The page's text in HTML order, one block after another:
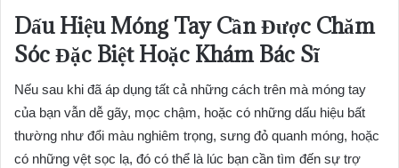
Dấu Hiệu Móng Tay Cần Được Chăm
Sóc Đặc Biệt Hoặc Khám Bác Sĩ
Nếu sau khi đã áp dụng tất cả những cách trên mà móng tay
của bạn vẫn dễ gãy, mọc chậm, hoặc có những dấu hiệu bất
thường như đổi màu nghiêm trọng, sưng đỏ quanh móng, hoặc
có những vệt sọc lạ, đó có thể là lúc bạn cần tìm đến sự trợ